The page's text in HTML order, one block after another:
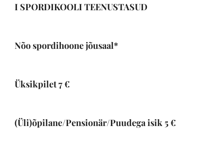
Olesk
I SPORDIKOOLI TEENUSTASUD
Nõo spordihoone jõusaal*
Üksikpilet7€
(Üli)õpilane/Pensionär/Puudega isik 5€